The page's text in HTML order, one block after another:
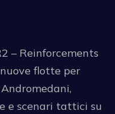
– Reinforcements
flotte per
e scenari tattici su